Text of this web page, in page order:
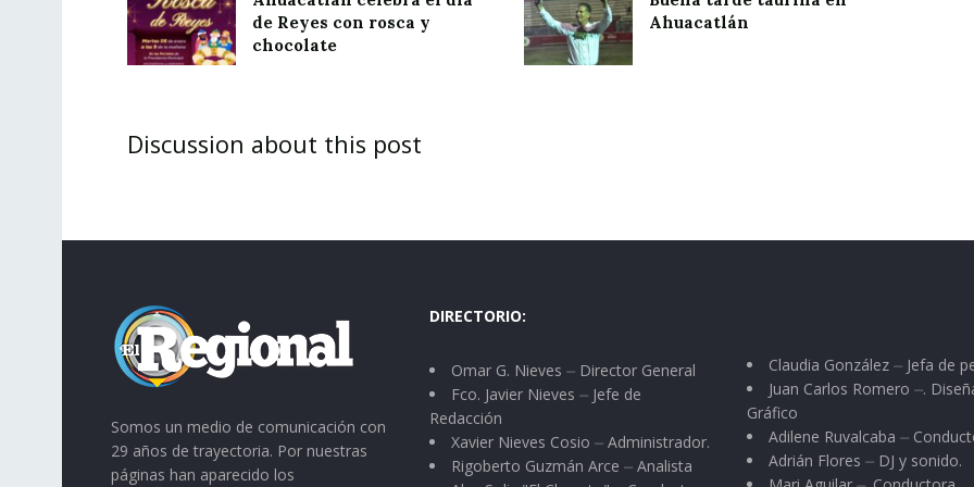
de Reyes con rosca y
chocolate
Ahuacatlán
Discussion about this post
Somos un medio de comunicación con
29 años de trayectoria. Por nuestras
páginas han aparecido los
DIRECTORIO:
Omar G. Nieves ⏤ Director General
Fco. Javier Nieves ⏤ Jefe de
Redacción
Xavier Nieves Cosio ⏤ Administrador.
Rigoberto Guzmán Arce ⏤ Analista
Claudia González ⏤ Jefa de
Juan Carlos Romero ⏤.
Gráfico
Adilene Ruvalcaba ⏤
Adrián Flores ⏤ DJ y sonido.